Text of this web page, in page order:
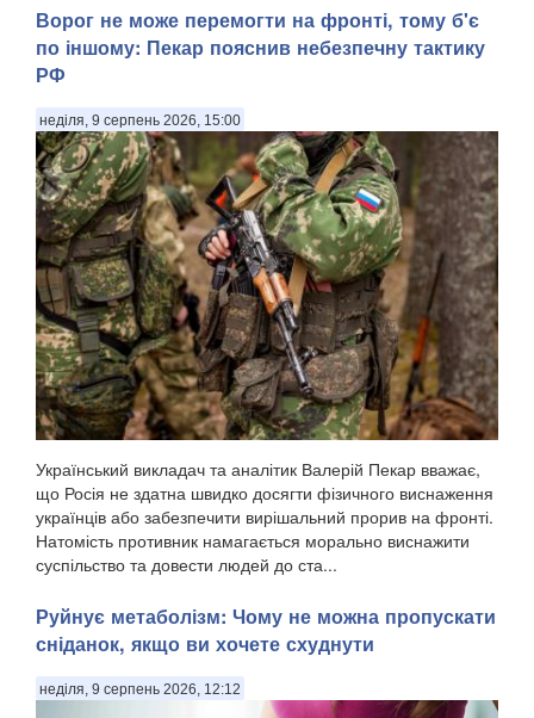
Ворог не може перемогти на фронті, тому б'є
по іншому: Пекар пояснив небезпечну тактику
РФ
неділя, 9 серпень 2026, 15:00
Український викладач та аналітик Валерій Пекар вважає,
що Росія не здатна швидко досягти фізичного виснаження
українців або забезпечити вирішальний прорив на фронті.
Натомість противник намагається морально виснажити
суспільство та довести людей до ста...
Руйнує метаболізм: Чому не можна пропускати
сніданок, якщо ви хочете схуднути
неділя, 9 серпень 2026, 12:12